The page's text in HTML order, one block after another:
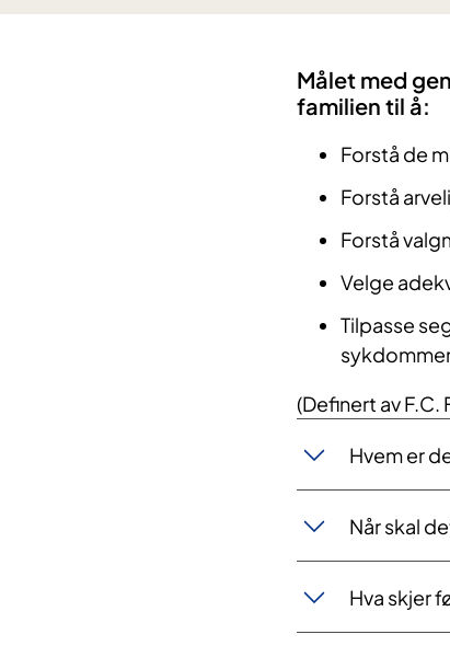
Målet med
familien til å:
Forstå de
Forstå
Forstå
Velge
Tilpasse
(Definert av F.C.
Hvem er
Når skal
Hva skjer